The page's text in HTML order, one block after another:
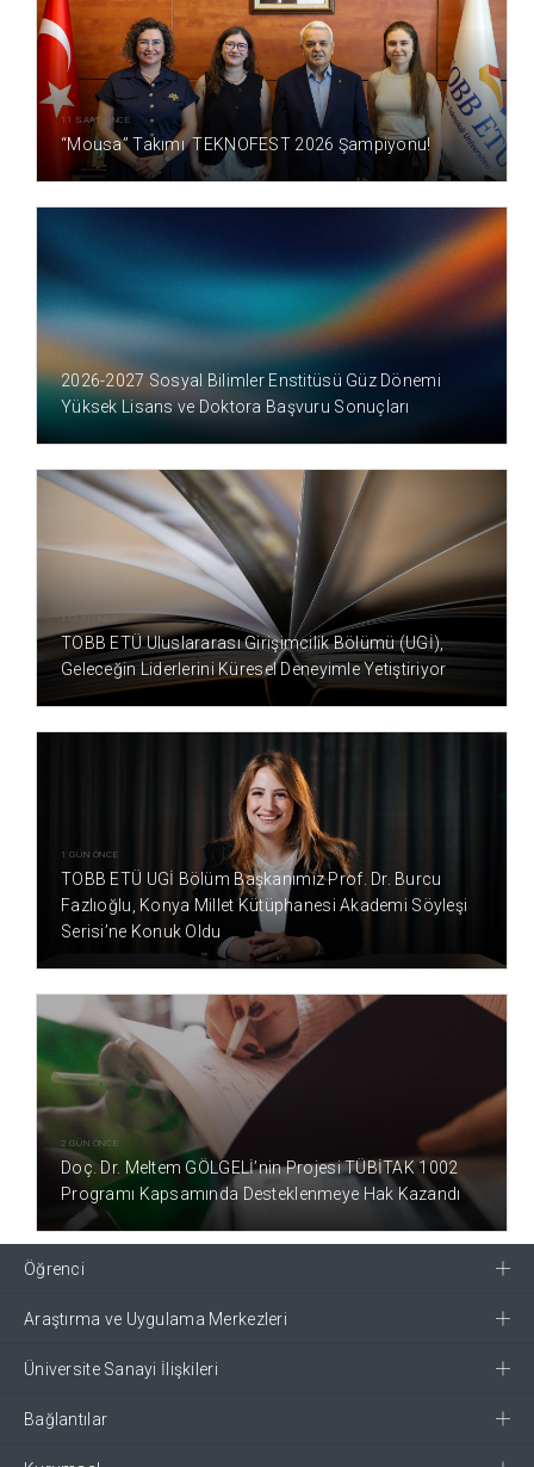
11 SAAT ÖNCE
“Mousa” Takımı TEKNOFEST 2026 Şampiyonu!
2026-2027 Sosyal Bilimler Enstitüsü Güz Dönemi
Yüksek Lisans ve Doktora Başvuru Sonuçları
1 GÜN ÖNCE
TOBB ETÜ Uluslararası Girişimcilik Bölümü (UGİ),
Geleceğin Liderlerini Küresel Deneyimle Yetiştiriyor
1 GÜN ÖNCE
TOBB ETÜ UGİ Bölüm Başkanımız Prof. Dr. Burcu
Fazlıoğlu, Konya Millet Kütüphanesi Akademi Söyleşi
Serisi’ne Konuk Oldu
2 GÜN ÖNCE
Doç. Dr. Meltem GÖLGELİ’nin Projesi TÜBİTAK 1002
Programı Kapsamında Desteklenmeye Hak Kazandı
Öğrenci
Araştırma ve Uygulama Merkezleri
Üniversite Sanayi İlişkileri
Bağlantılar